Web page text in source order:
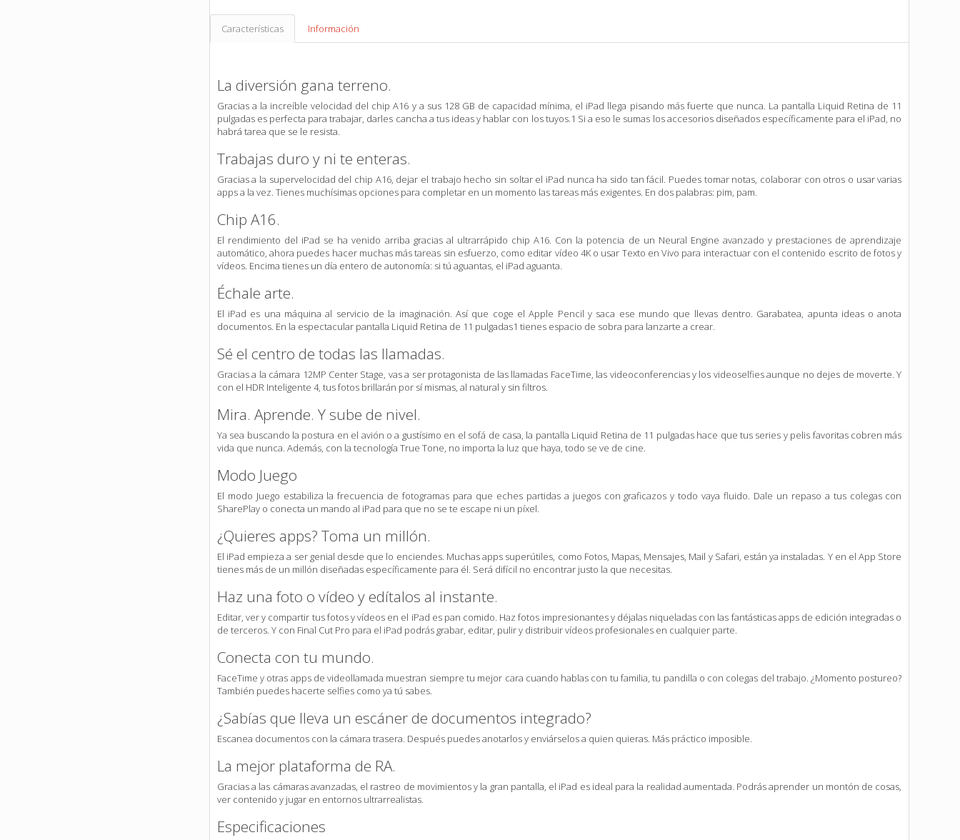
Características Información
La diversión gana terreno.
Gracias a la increíble velocidad del chip A16 y a sus 128 GB de capacidad mínima, el iPad llega pisando más fuerte que nunca. La pantalla Liquid Retina de 11
pulgadas es perfecta para trabajar, darles cancha a tus ideas y hablar con los tuyos.1 Si a eso le sumas los accesorios diseñados específicamente para el iPad, no
habrá tarea que se le resista.
Trabajas duro y ni te enteras.
Gracias a la supervelocidad del chip A16, dejar el trabajo hecho sin soltar el iPad nunca ha sido tan fácil. Puedes tomar notas, colaborar con otros o usar varias
apps a la vez. Tienes muchísimas opciones para completar en un momento las tareas más exigentes. En dos palabras: pim, pam.
Chip A16.
El rendi­miento del iPad se ha venido arriba gracias al ultrarrápido chip A16. Con la potencia de un Neural Engine avanzado y prestaciones de aprendizaje
automático, ahora puedes hacer muchas más tareas sin esfuerzo, como editar vídeo 4K o usar Texto en Vivo para interactuar con el contenido escrito de fotos y
vídeos. Encima tienes un día entero de autonomía: si tú aguantas, el iPad aguanta.
Échale arte.
El iPad es una máquina al servicio de la imaginación. Así que coge el Apple Pencil y saca ese mundo que llevas dentro. Garabatea, apunta ideas o anota
documentos. En la espectacular pantalla Liquid Retina de 11 pulgadas1 tienes espacio de sobra para lanzarte a crear.
Sé el centro de todas las llamadas.
Gracias a la cámara 12MP Center Stage, vas a ser protagonista de las llamadas FaceTime, las videoconferencias y los videoselfies aunque no dejes de moverte. Y
con el HDR Inteligente 4, tus fotos brillarán por sí mismas, al natural y sin filtros.
Mira. Aprende. Y sube de nivel.
Ya sea buscando la postura en el avión o a gustísimo en el sofá de casa, la pantalla Liquid Retina de 11 pulgadas hace que tus series y pelis favoritas cobren más
vida que nunca. Además, con la tecnología True Tone, no importa la luz que haya, todo se ve de cine.
Modo Juego
El modo Juego estabiliza la frecuencia de fotogramas para que eches partidas a juegos con graficazos y todo vaya fluido. Dale un repaso a tus colegas con
SharePlay o conecta un mando al iPad para que no se te escape ni un píxel.
¿Quieres apps? Toma un millón.
El iPad empieza a ser genial desde que lo enciendes. Muchas apps superútiles, como Fotos, Mapas, Mensajes, Mail y Safari, están ya instaladas. Y en el App Store
tienes más de un millón diseñadas específicamente para él. Será difícil no encontrar justo la que necesitas.
Haz una foto o vídeo y edítalos al instante.
Editar, ver y compartir tus fotos y vídeos en el iPad es pan comido. Haz fotos impresionantes y déjalas niqueladas con las fantásticas apps de edición integradas o
de terceros. Y con Final Cut Pro para el iPad podrás grabar, editar, pulir y distribuir vídeos profesionales en cualquier parte.
Conecta con tu mundo.
FaceTime y otras apps de videollamada muestran siempre tu mejor cara cuando hablas con tu familia, tu pandilla o con colegas del trabajo. ¿Momento postureo?
También puedes hacerte selfies como ya tú sabes.
¿Sabías que lleva un escáner de documentos integrado?
Escanea documentos con la cámara trasera. Después puedes anotarlos y enviárselos a quien quieras. Más práctico imposible.
La mejor plataforma de RA.
Gracias a las cámaras avanzadas, el rastreo de movimientos y la gran pantalla, el iPad es ideal para la realidad aumentada. Podrás aprender un montón de cosas,
ver contenido y jugar en entornos ultrarrealistas.
Especificaciones